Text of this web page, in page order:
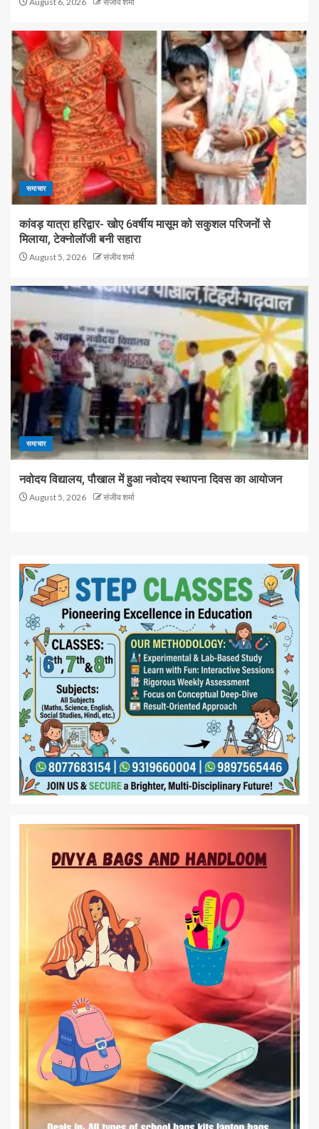
समाचार
कांवड़ यात्रा हरिद्वार- खोए 6वर्षीय मासूम को सकुशल परिजनों से
मिलाया, टेक्नोलॉजी बनी सहारा
August 5, 2026 संजीव शर्मा
समाचार
नवोदय विद्यालय, पौखाल में हुआ नवोदय स्थापना दिवस का आयोजन
August 5, 2026 संजीव शर्मा